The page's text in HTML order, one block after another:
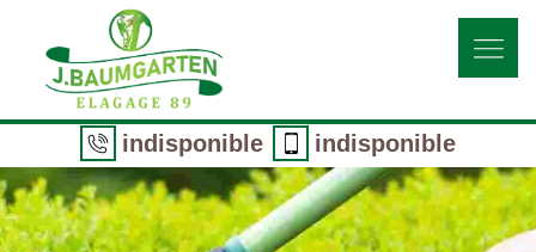
indisponible indisponible